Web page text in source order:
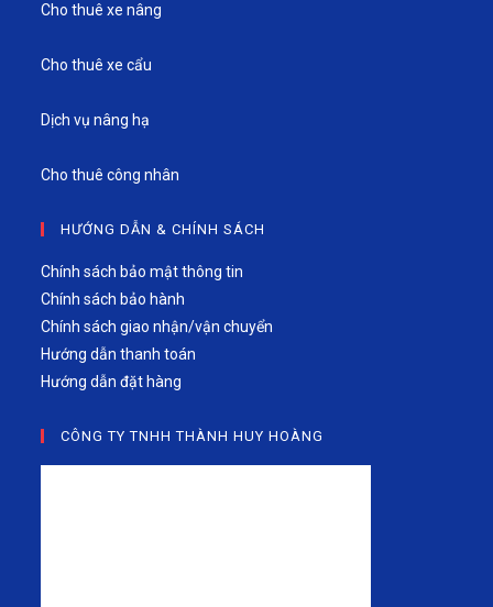
Cho thuê xe nâng
Cho thuê xe cẩu
Dịch vụ nâng hạ
Cho thuê công nhân
HƯỚNG DẪN & CHÍNH SÁCH
Chính sách bảo mật thông tin
Chính sách bảo hành
Chính sách giao nhận/vận chuyển
Hướng dẫn thanh toán
Hướng dẫn đặt hàng
CÔNG TY TNHH THÀNH HUY HOÀNG